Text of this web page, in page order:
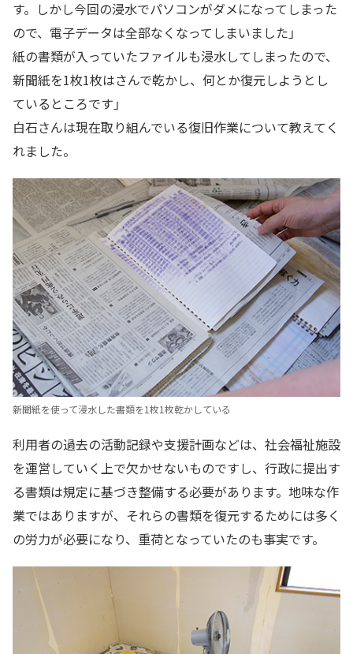
す。しかし今回の浸水でパソコンがダメになってしまった
ので、電子データは全部なくなってしまいました」
紙の書類が入っていたファイルも浸水してしまったので、
新聞紙を1枚1枚はさんで乾かし、何とか復元しようとし
ているところです」
白石さんは現在取り組んでいる復旧作業について教えてく
れました。
新聞紙を使って浸水した書類を1枚1枚乾かしている
利用者の過去の活動記録や支援計画などは、社会福祉施設
を運営していく上で欠かせないものですし、行政に提出す
る書類は規定に基づき整備する必要があります。地味な作
業ではありますが、それらの書類を復元するためには多く
の労力が必要になり、重荷となっていたのも事実です。